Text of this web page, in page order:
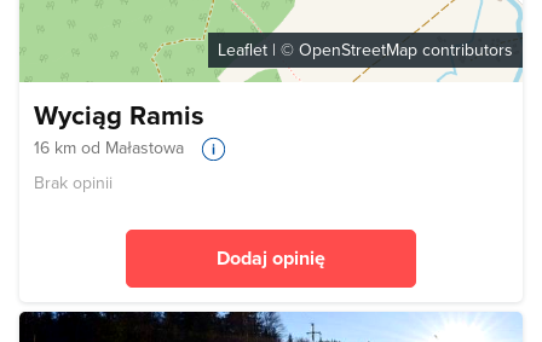
Leaflet | © OpenStreetMap contributors
Wyciąg Ramis
16 km od Małastowa
Brak opinii
Dodaj opinię